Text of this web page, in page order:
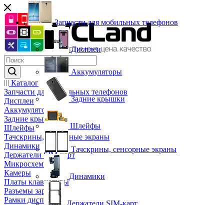
Каталог
Запчасти для мобильных телефонов
Дисплеи
Аккумуляторы
Задние крышки
Шлейфы
Тачскрины, сенсорные экраны
Динамики
Держатели SIM-карт
Микросхемы
Камеры
Платы клавиатуры
Разъемы зарядки
Рамки дисплея
Запчасти для мобильных телефонов
Дисплеи
Аккумуляторы
Задние крышки
Шлейфы
Тачскрины, сенсорные экраны
Динамики
Держатели SIM-карт